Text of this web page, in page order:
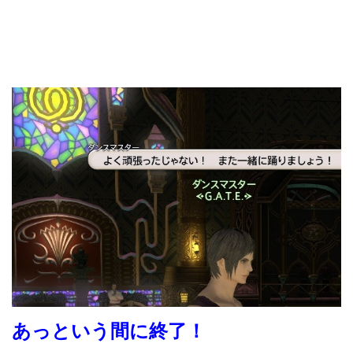
あっという間に終了！